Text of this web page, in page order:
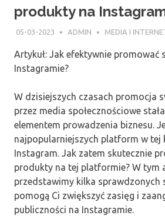
produkty na
05-03-2023 ADMIN MEDIA I
Artykuł: Jak efektywnie promować
Instagramie?
W dzisiejszych czasach promocja
przez media społecznościowe
elementem prowadzenia biznesu.
najpopularniejszych platform w tej
Instagram. Jak zatem skutecznie
produkty na tej platformie? W tym
przedstawimy kilka sprawdzonych
pomogą Ci zwiększyć zasięg i
publiczności na Instagramie.